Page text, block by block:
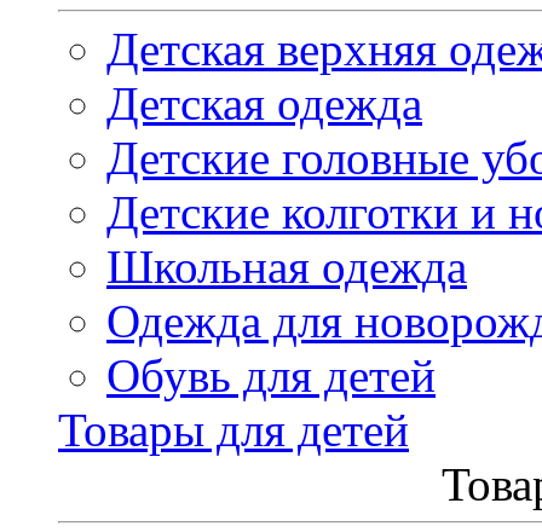
Детская верхняя
Детская одежда
Детские головные
Детские колготки и
Школьная одежда
Одежда для
Обувь для детей
Товары для детей